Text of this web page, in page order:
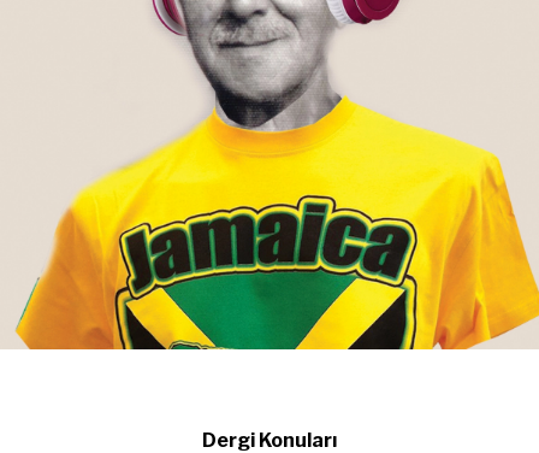
Dergi Konuları